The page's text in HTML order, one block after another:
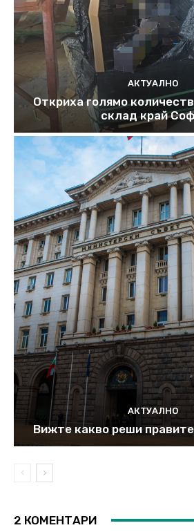
АКТУАЛНО
Откриха голямо
склад край
АКТУАЛНО
Вижте какво реши
2 КОМЕНТАРИ